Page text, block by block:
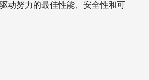
动努力的最佳性能、安全性和可